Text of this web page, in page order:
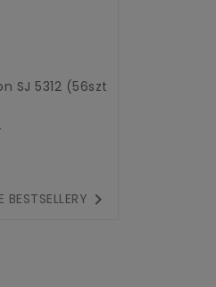
SJ 5312 (56szt
BESTSELLERY 